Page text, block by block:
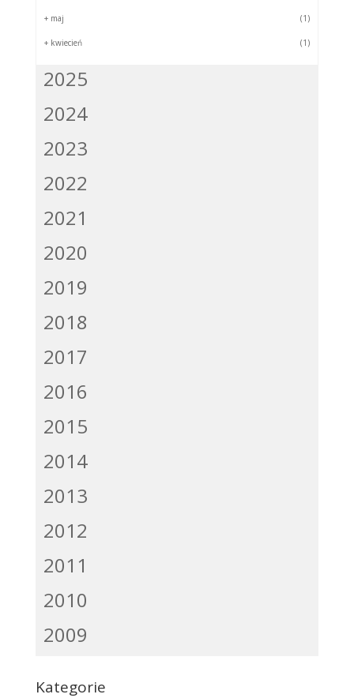
+ maj (1)
+ kwiecień (1)
2025
2024
2023
2022
2021
2020
2019
2018
2017
2016
2015
2014
2013
2012
2011
2010
2009
Kategorie